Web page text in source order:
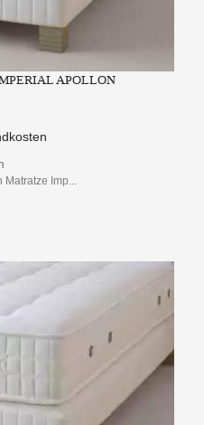
APOLLON
Matratze Imp...